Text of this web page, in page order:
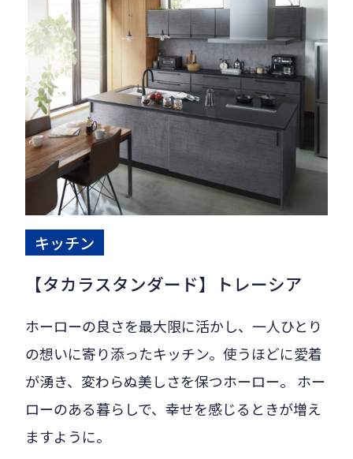
キッチン
【タカラスタンダード】トレーシア
ホーローの良さを最大限に活かし、一人ひとり
の想いに寄り添ったキッチン。使うほどに愛着
が湧き、変わらぬ美しさを保つホーロー。 ホー
ローのある暮らしで、幸せを感じるときが増え
ますように。